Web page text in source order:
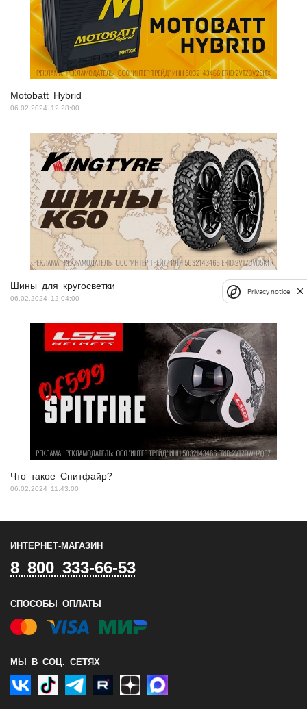
Motobatt Hybrid
06.02.2024 12:28:00
Шины для кругосветки
06.02.2024 12:04:00
Что такое Спитфайр?
06.02.2024 11:43:00
ИНТЕРНЕТ-МАГАЗИН
8 800 333-66-53
СПОСОБЫ ОПЛАТЫ
МЫ В СОЦ. СЕТЯХ
Privacy notice